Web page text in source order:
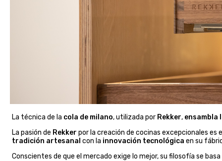
La técnica de la cola de milano, utilizada por Rekker, ensambla
La pasión de Rekker por la creación de cocinas excepcionales
tradición artesanal con la innovación tecnológica en su
Conscientes de que el mercado exige lo mejor, su filosofía se